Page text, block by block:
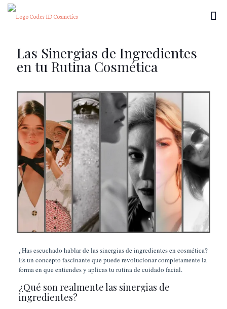
Las Sinergias de Ingredientes
en tu Rutina Cosmética
¿Has escuchado hablar de las sinergias de ingredientes en cosmética?
Es un concepto fascinante que puede revolucionar completamente la
forma en que entiendes y aplicas tu rutina de cuidado facial.
¿Qué son realmente las sinergias de
ingredientes?